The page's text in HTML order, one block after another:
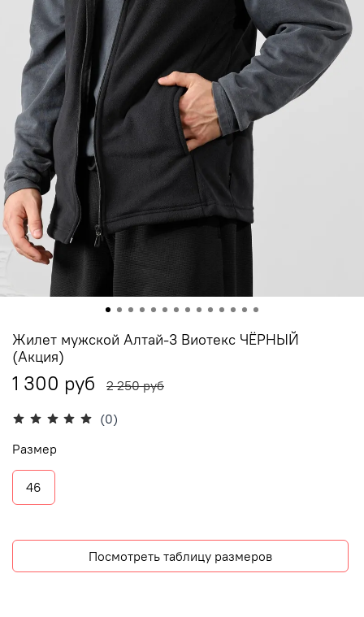
(0)
Жилет мужской Алтай-3 Виотекс ЧЁРНЫЙ
(Акция)
1 300 руб 2 250 руб
Размер
46
Посмотреть таблицу размеров